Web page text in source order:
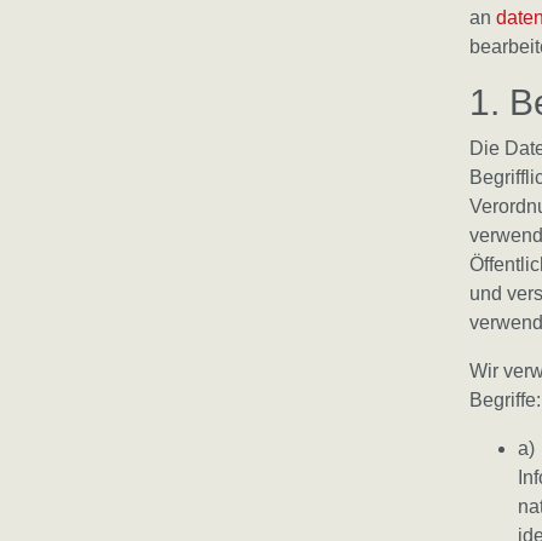
an
1.
Die
und
Wir
Begriffe:
a)